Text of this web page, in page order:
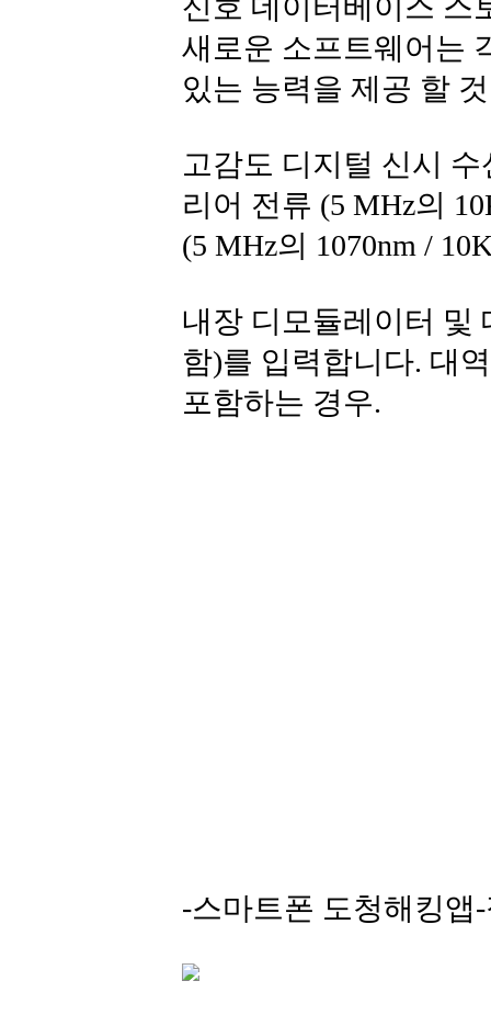
신호 데이터베이스 스
새로운 소프트웨어는
있는 능력을 제공 할
고감도 디지털 신시 수
리어 전류 (5 MHz의
(5 MHz의 1070nm /
내장 디모듈레이터 및
함)를 입력합니다. 대
포함하는 경우.
-스마트폰 도청해킹앱